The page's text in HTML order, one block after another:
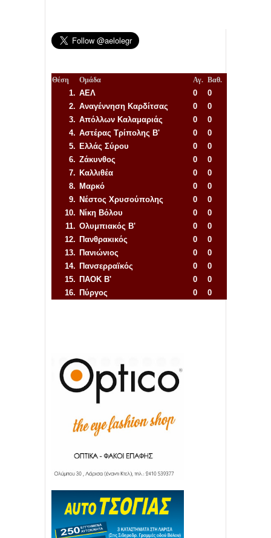
Θέση Ομάδα Αγ. Βαθ.
1. ΑΕΛ 0
0
2. Αναγέννηση Καρδίτσας 0
0
3. Απόλλων Καλαμαριάς 0
0
4. Αστέρας Τρίπολης Β' 0
0
5. Ελλάς Σύρου 0
0
6. Ζάκυνθος 0
0
7. Καλλιθέα 0
0
8. Μαρκό 0
0
9. Νέστος Χρυσούπολης 0
0
10. Νίκη Βόλου 0
0
11. Ολυμπιακός Β' 0
0
12. Πανθρακικός 0
0
13. Πανιώνιος 0
0
14. Πανσερραϊκός 0
0
15. ΠΑΟΚ Β' 0
0
16. Πύργος 0
0